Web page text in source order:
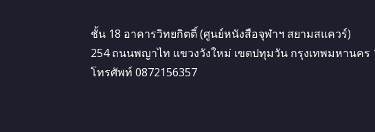
ชั้น 18 อาคารวิทยกิตติ์ (ศูนย์หนังสือจุฬาฯ สยามสแควร์)
254 ถนนพญาไท แขวงวังใหม่ เขตปทุมวัน กรุงเทพมหานคร
โทรศัพท์ 0872156357